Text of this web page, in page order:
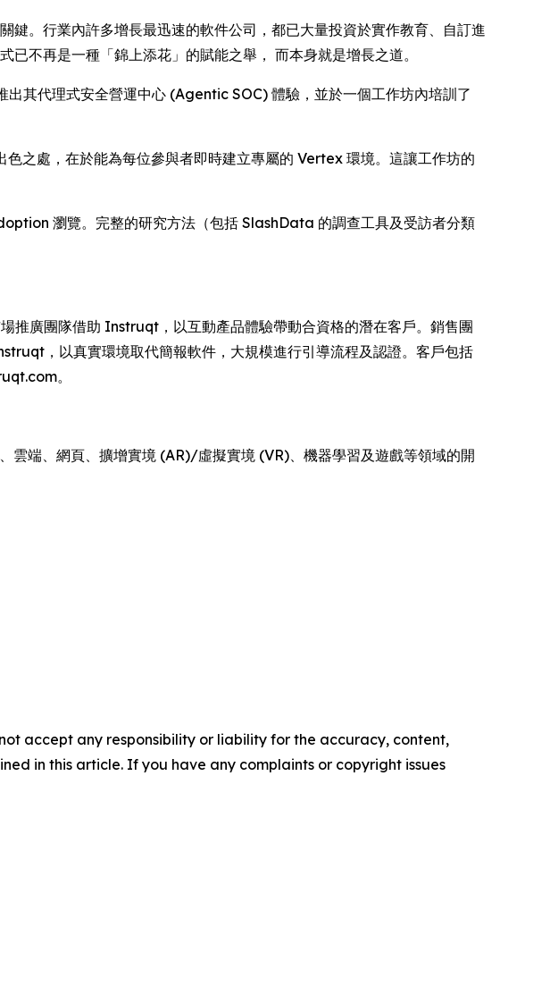
。行業內許多增長最迅速的軟件公司，都已大量投資於實作教育、自訂進
不再是一種「錦上添花」的賦能之舉， 而本身就是增長之道。
代理式安全營運中心 (Agentic SOC) 體驗，並於一個工作坊內培訓了
處，在於能為每位參與者即時建立專屬的 Vertex 環境。這讓工作坊的
瀏覽。完整的研究方法（包括 SlashData 的調查工具及受訪者分類
推廣團隊借助 Instruqt，以互動產品體驗帶動合資格的潛在客戶。銷售團
，以真實環境取代簡報軟件，大規模進行引導流程及認證。客戶包括
。
端、網頁、擴增實境 (AR)/虛擬實境 (VR)、機器學習及遊戲等領域的開
accept any responsibility or liability for the accuracy, content,
in this article. If you have any complaints or copyright issues